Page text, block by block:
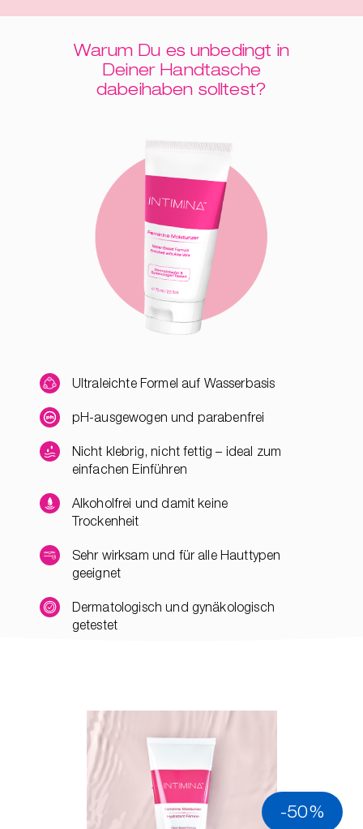
Warum Du es unbedingt in
Deiner Handtasche
dabeihaben solltest?
Ultraleichte Formel auf Wasserbasis
pH-ausgewogen und parabenfrei
Nicht klebrig, nicht fettig – ideal zum
einfachen Einführen
Alkoholfrei und damit keine
Trockenheit
Sehr wirksam und für alle Hauttypen
geeignet
Dermatologisch und gynäkologisch
getestet
-50%